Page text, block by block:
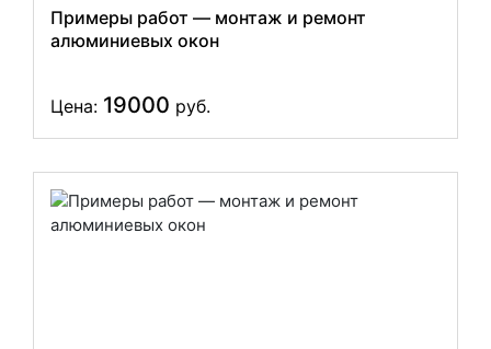
Примеры работ — монтаж и ремонт
алюминиевых окон
Цена: 19000 руб.